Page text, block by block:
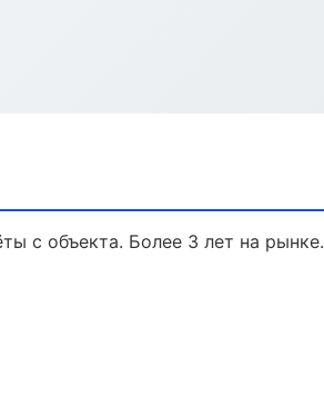
с объекта. Более 3 лет на рынке.